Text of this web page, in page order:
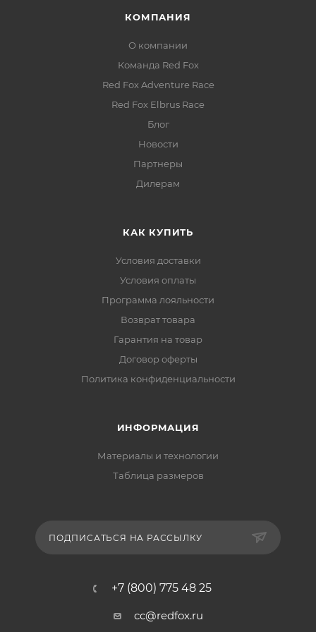
КОМПАНИЯ
О компании
Команда Red Fox
Red Fox Adventure Race
Red Fox Elbrus Race
Блог
Новости
Партнеры
Дилерам
КАК КУПИТЬ
Условия доставки
Условия оплаты
Программа лояльности
Возврат товара
Гарантия на товар
Договор оферты
Политика конфиденциальности
ИНФОРМАЦИЯ
Материалы и технологии
Таблица размеров
ПОДПИСАТЬСЯ НА РАССЫЛКУ
+7 (800) 775 48 25
cc@redfox.ru